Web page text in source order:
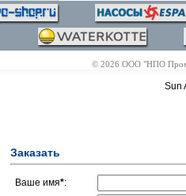
© 2026 ООО "НПО
Sun
Заказать
Ваше имя*: